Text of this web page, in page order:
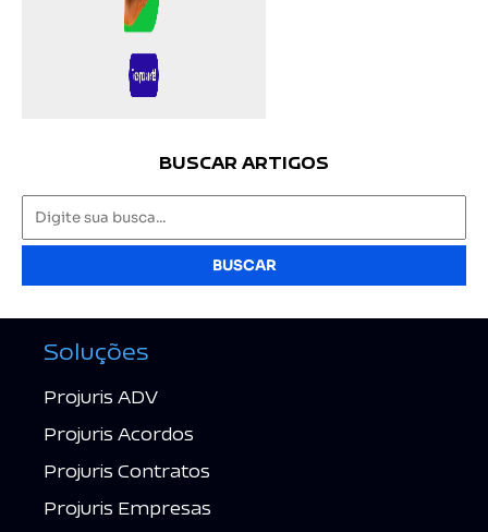
BUSCAR ARTIGOS
BUSCAR
Soluções
Projuris ADV
Projuris Acordos
Projuris Contratos
Projuris Empresas